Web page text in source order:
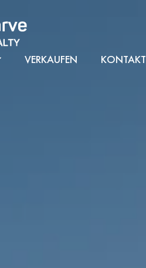
VERKAUFEN KONTAKT